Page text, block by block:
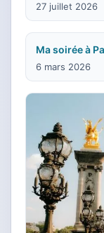
27 juillet 2026
Ma soirée à
6 mars 2026